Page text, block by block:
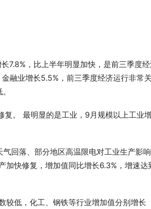
7.8%，比上半年明显加快，是前三季度
融业增长5.5%，前三季度经济运行非常
。 最明显的是工业，9月规模以上工业
回落、部分地区高温限电对工业生产影
加快修复，增加值同比增长6.3%，增速达
较低，化工、钢铁等行业增加值分别增长